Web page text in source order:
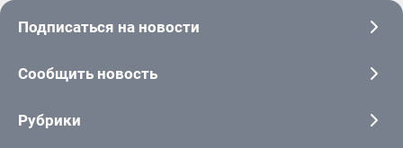
Подписаться на новости
Сообщить новость
Рубрики